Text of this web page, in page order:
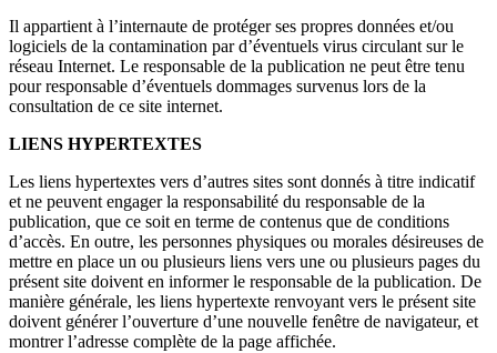
Il appartient à l’internaute de protéger ses propres données et/ou
logiciels de la contamination par d’éventuels virus circulant sur le
réseau Internet. Le responsable de la publication ne peut être tenu
pour responsable d’éventuels dommages survenus lors de la
consultation de ce site internet.
LIENS HYPERTEXTES
Les liens hypertextes vers d’autres sites sont donnés à titre indicatif
et ne peuvent engager la responsabilité du responsable de la
publication, que ce soit en terme de contenus que de conditions
d’accès. En outre, les personnes physiques ou morales désireuses de
mettre en place un ou plusieurs liens vers une ou plusieurs pages du
présent site doivent en informer le responsable de la publication. De
manière générale, les liens hypertexte renvoyant vers le présent site
doivent générer l’ouverture d’une nouvelle fenêtre de navigateur, et
montrer l’adresse complète de la page affichée.